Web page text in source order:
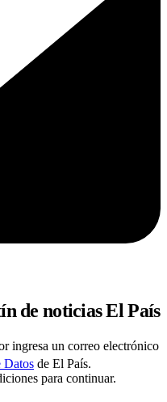
de noticias El País
ingresa un correo electrónico
Datos de El País.
para continuar.